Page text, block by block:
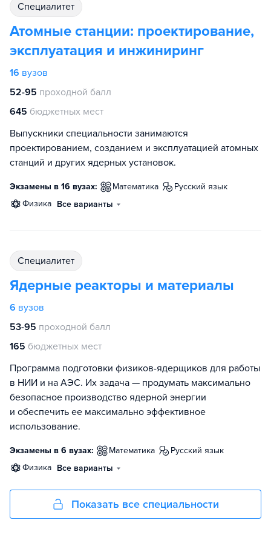
специалитет
Атомные станции: проектирование,
эксплуатация и инжиниринг
16 вузов
52-95 проходной балл
645 бюджетных мест
Выпускники специальности занимаются
проектированием, созданием и эксплуатацией атомных
станций и других ядерных установок.
Экзамены в 16 вузах: математика
русский язык
физика Все варианты
специалитет
Ядерные реакторы и материалы
6 вузов
53-95 проходной балл
165 бюджетных мест
Программа подготовки физиков-ядерщиков для работы
в НИИ и на АЭС. Их задача — продумать максимально
безопасное производство ядерной энергии
и обеспечить ее максимально эффективное
использование.
Экзамены в 6 вузах: математика
русский язык
физика Все варианты
Показать все специальности